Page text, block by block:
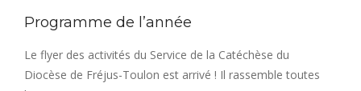
Programme de l’année
Le flyer des activités du Service de la Catéchèse du
Diocèse de Fréjus-Toulon est arrivé ! Il rassemble toutes